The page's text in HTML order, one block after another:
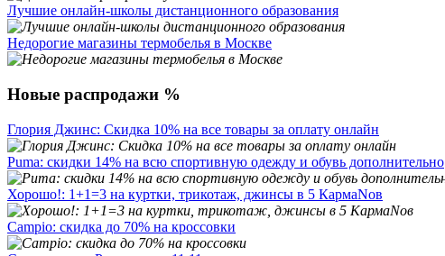
Лучшие онлайн-школы дистанционного образования
Недорогие магазины термобелья в Москве
Новые распродажи %
Глория Джинс: Скидка 10% на все товары за оплату онлайн
Puma: скидки 14% на всю спортивную одежду и обувь дополнительно
Хорошо!: 1+1=3 на куртки, трикотаж, джинсы в 5 КармаNoв
Campio: скидка до 70% на кроссовки